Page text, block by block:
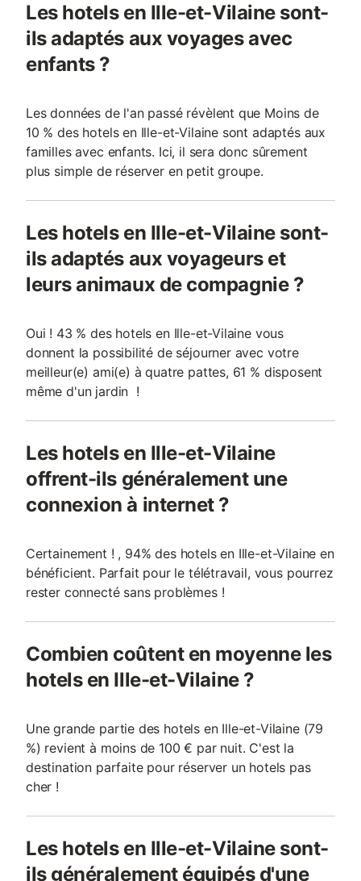
Les hotels en Ille-et-Vilaine sont-
ils adaptés aux voyages avec
enfants ?
Les données de l'an passé révèlent que Moins de
10 % des hotels en Ille-et-Vilaine sont adaptés aux
familles avec enfants. Ici, il sera donc sûrement
plus simple de réserver en petit groupe.
Les hotels en Ille-et-Vilaine sont-
ils adaptés aux voyageurs et
leurs animaux de compagnie ?
Oui ! 43 % des hotels en Ille-et-Vilaine vous
donnent la possibilité de séjourner avec votre
meilleur(e) ami(e) à quatre pattes, 61 % disposent
même d'un jardin !
Les hotels en Ille-et-Vilaine
offrent-ils généralement une
connexion à internet ?
Certainement ! , 94% des hotels en Ille-et-Vilaine en
bénéficient. Parfait pour le télétravail, vous pourrez
rester connecté sans problèmes !
Combien coûtent en moyenne les
hotels en Ille-et-Vilaine ?
Une grande partie des hotels en Ille-et-Vilaine (79
%) revient à moins de 100 € par nuit. C'est la
destination parfaite pour réserver un hotels pas
cher !
Les hotels en Ille-et-Vilaine sont-
ils généralement équipés d'une